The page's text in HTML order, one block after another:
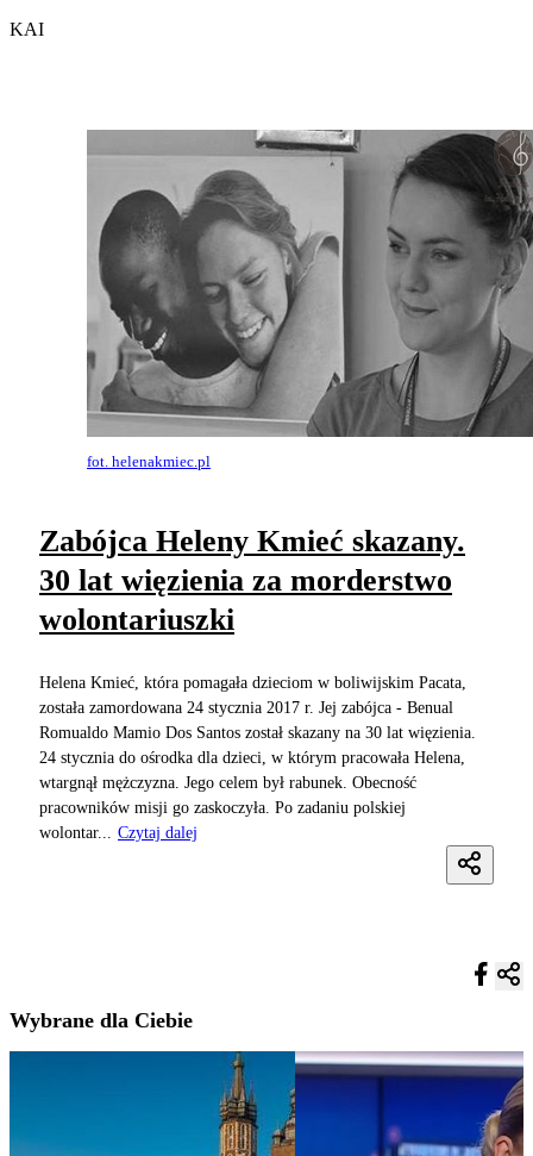
KAI
fot. helenakmiec.pl
Zabójca Heleny Kmieć skazany.
30 lat więzienia za morderstwo
wolontariuszki
Helena Kmieć, która pomagała dzieciom w boliwijskim Pacata,
została zamordowana 24 stycznia 2017 r. Jej zabójca - Benual
Romualdo Mamio Dos Santos został skazany na 30 lat więzienia.
24 stycznia do ośrodka dla dzieci, w którym pracowała Helena,
wtargnął mężczyzna. Jego celem był rabunek. Obecność
pracowników misji go zaskoczyła. Po zadaniu polskiej
wolontar...
Czytaj dalej
Wybrane dla Ciebie